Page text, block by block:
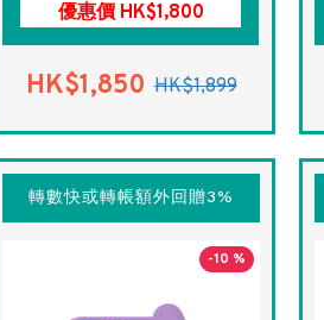
優惠價 HK$1,800
HK$1,850 HK$1,899
轉數快或轉帳額外回贈3%
-10 %